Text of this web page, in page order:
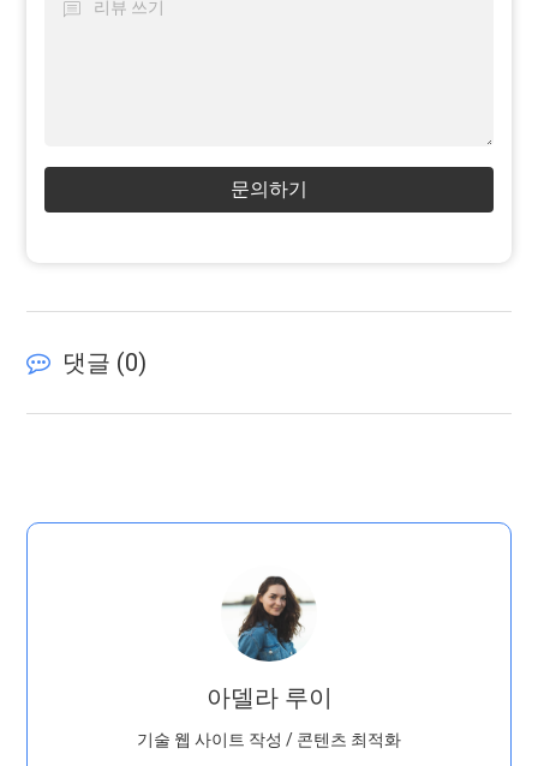
문의하기
댓글 (0)
아델라 루이
기술 웹 사이트 작성 / 콘텐츠 최적화